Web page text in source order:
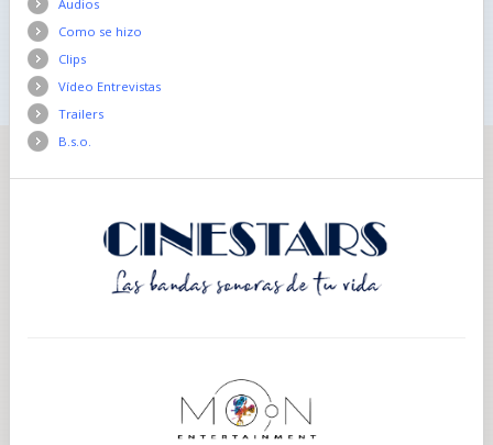
Audios
Como se hizo
Clips
Vídeo Entrevistas
Trailers
B.s.o.